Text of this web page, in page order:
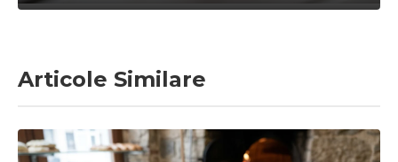
Articole Similare